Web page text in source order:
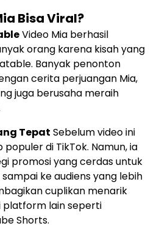
Bisa Viral?
Video Mia berhasil
orang karena kisah yang
Banyak penonton
cerita perjuangan Mia,
juga berusaha meraih
Tepat Sebelum video ini
populer di TikTok. Namun, ia
promosi yang cerdas untuk
ke audiens yang lebih
cuplikan menarik
platform lain seperti
Shorts.